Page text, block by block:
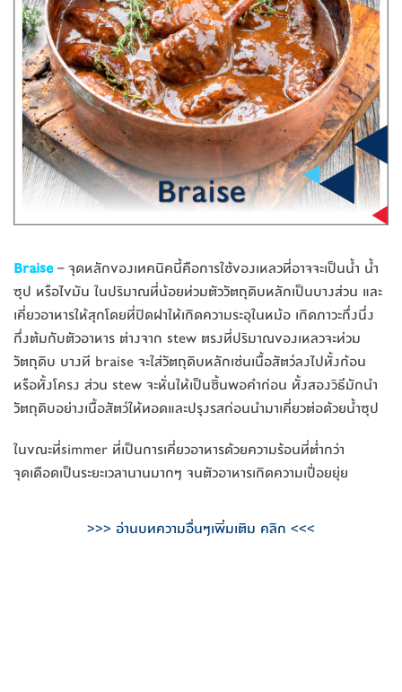
Braise– จุดหลักของเทคนิคนี้คือการใช้ของเหลวที่อาจจะเป็นน้ำ น้ำ
ซุป หรือไขมัน ในปริมาณที่น้อยท่วมตัววัตถุดิบหลักเป็นบางส่วน และ
เคี่ยวอาหารให้สุกโดยที่ปิดฝาให้เกิดความระอุในหม้อ เกิดภาวะกึ่งนึ่ง
กึ่งต้มกับตัวอาหาร ต่างจาก stew ตรงที่ปริมาณของเหลวจะท่วม
วัตถุดิบ บางที braise จะใส่วัตถุดิบหลักเช่นเนื้อสัตว์ลงไปทั้งก้อน
หรือทั้งโครง ส่วน stew จะหั่นให้เป็นชิ้นพอคำก่อน ทั้งสองวิธีมักนำ
วัตถุดิบอย่างเนื้อสัตว์ให้ทอดและปรุงรสก่อนนำมาเคี่ยวต่อด้วยน้ำซุป
ในขณะที่simmer ที่เป็นการเคี่ยวอาหารด้วยความร้อนที่ต่ำกว่า
จุดเดือดเป็นระยะเวลานานมากๆ จนตัวอาหารเกิดความเปื่อยยุ่ย
>>> อ่านบทความอื่นๆเพิ่มเติม คลิก <<<